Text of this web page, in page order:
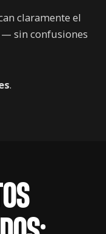
claramente el
sin confusiones
.